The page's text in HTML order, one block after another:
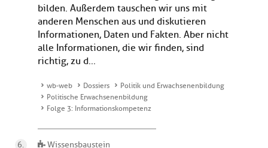
bilden. Außerdem tauschen wir uns mit
anderen Menschen aus und diskutieren
Informationen, Daten und Fakten. Aber nicht
alle Informationen, die wir finden, sind
richtig, zu d...
wb-web Dossiers
Politik und Erwachsenenbildung
Politische Erwachsenenbildung
Folge 3: Informationskompetenz
Wissensbaustein